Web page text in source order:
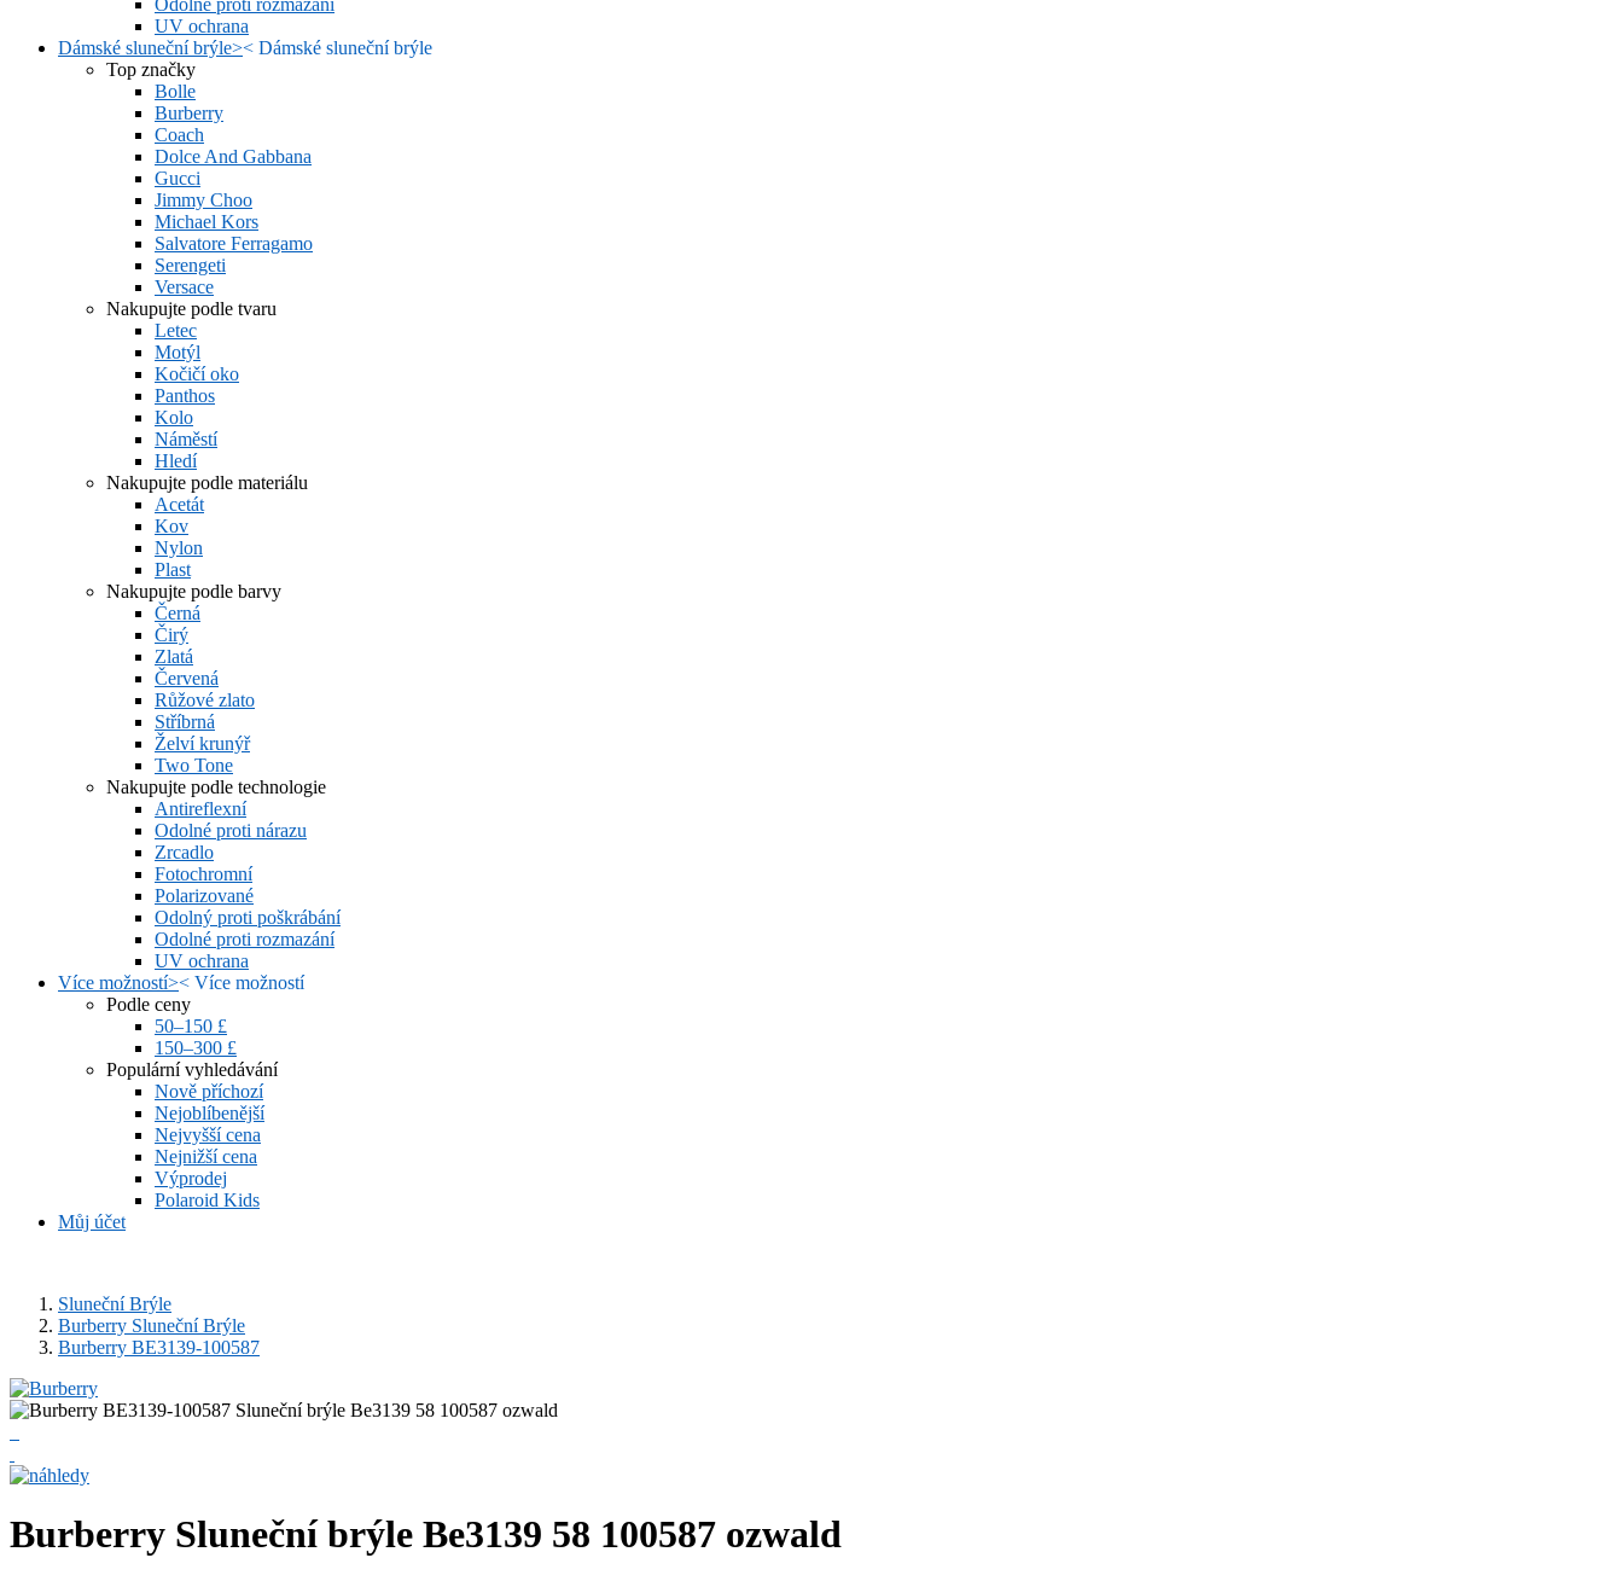
Odolné proti rozmazání
UV ochrana
Dámské sluneční brýle>< Dámské sluneční brýle
Top značky
Bolle
Burberry
Coach
Dolce And Gabbana
Gucci
Jimmy Choo
Michael Kors
Salvatore Ferragamo
Serengeti
Versace
Nakupujte podle tvaru
Letec
Motýl
Kočičí oko
Panthos
Kolo
Náměstí
Hledí
Nakupujte podle materiálu
Acetát
Kov
Nylon
Plast
Nakupujte podle barvy
Černá
Čirý
Zlatá
Červená
Růžové zlato
Stříbrná
Želví krunýř
Two Tone
Nakupujte podle technologie
Antireflexní
Odolné proti nárazu
Zrcadlo
Fotochromní
Polarizované
Odolný proti poškrábání
Odolné proti rozmazání
UV ochrana
Více možností>< Více možností
Podle ceny
50–150 £
150–300 £
Populární vyhledávání
Nově příchozí
Nejoblíbenější
Nejvyšší cena
Nejnižší cena
Výprodej
Polaroid Kids
Můj účet
Sluneční Brýle
Burberry Sluneční Brýle
Burberry BE3139-100587
Burberry Sluneční brýle Be3139 58 100587 ozwald